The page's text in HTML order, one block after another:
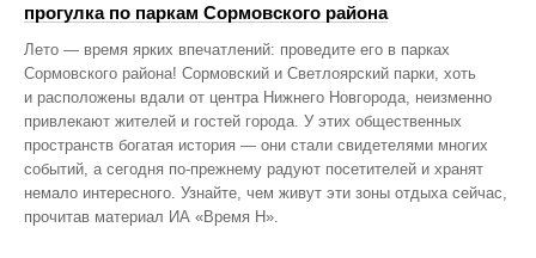
прогулка по паркам Сормовского района
Лето — время ярких впечатлений: проведите его в парках
Сормовского района! Сормовский и Светлоярский парки, хоть
и расположены вдали от центра Нижнего Новгорода, неизменно
привлекают жителей и гостей города. У этих общественных
пространств богатая история — они стали свидетелями многих
событий, а сегодня по‑прежнему радуют посетителей и хранят
немало интересного. Узнайте, чем живут эти зоны отдыха сейчас,
прочитав материал ИА «Время Н».